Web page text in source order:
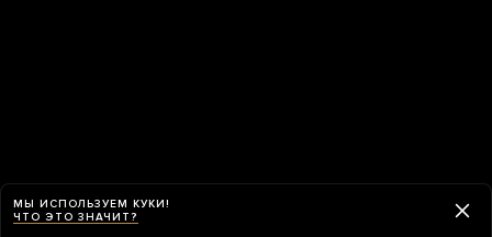
МЫ ИСПОЛЬЗУЕМ КУКИ!
ЧТО ЭТО ЗНАЧИТ?